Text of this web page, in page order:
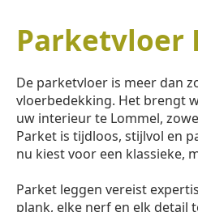
Parketvloer
De parketvloer is meer dan
vloerbedekking. Het brengt
uw interieur te Lommel,
Parket is tijdloos, stijlvol en
nu kiest voor een klassieke,
Parket leggen vereist
plank, elke nerf en elk detail